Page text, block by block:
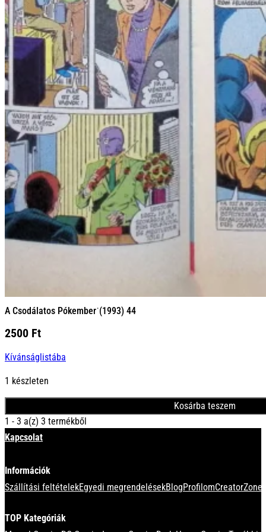
A Csodálatos Pókember˙(1993) 44
2500 Ft
Kívánságlistába
1 készleten
Kosárba teszem
1 - 3 a(z) 3 termékből
Kapcsolat
Információk
Szállítási feltételekEgyedi megrendelésekBlogProfilom
TOP Kategóriák